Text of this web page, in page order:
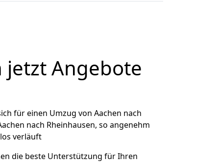
jetzt Angebote
für einen Umzug von Aachen nach
nach Rheinhausen, so angenehm
verläuft
die beste Unterstützung für Ihren